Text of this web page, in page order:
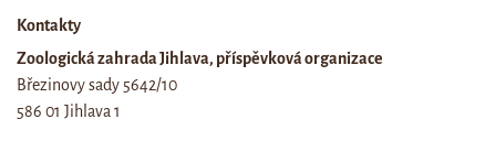
Kontakty
Zoologická zahrada Jihlava, příspěvková organizace
Březinovy sady 5642/10
586 01 Jihlava 1